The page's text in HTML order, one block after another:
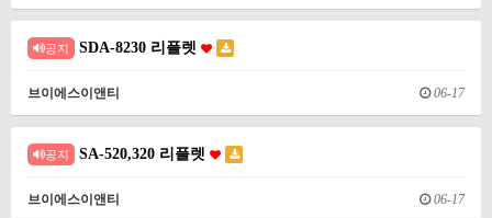
공지 SDA-8230 리플렛
브이에스이앤티 06-17
공지 SA-520,320 리플렛
브이에스이앤티 06-17